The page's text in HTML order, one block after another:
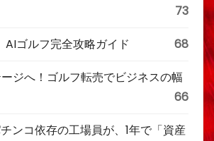
73
AIゴルフ完全攻略ガイド 68
ジへ！ゴルフ転売でビジネスの幅
66
ンコ依存の工場員が、1年で「資産